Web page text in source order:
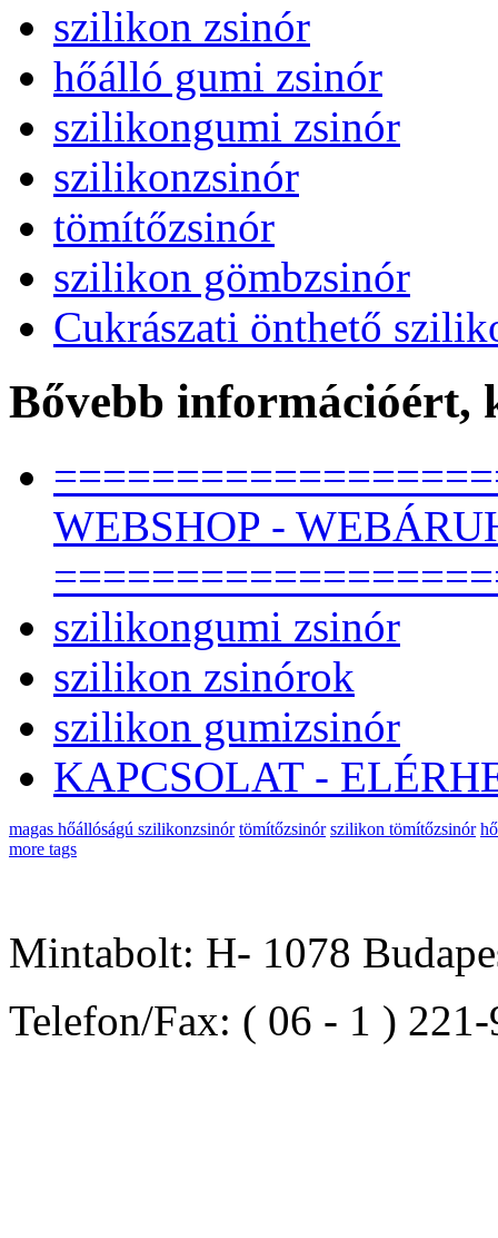
szilikon zsinór
hőálló gumi zsinór
szilikongumi zsinór
szilikonzsinór
tömítőzsinór
szilikon gömbzsinór
Cukrászati önthető
Bővebb
WEBSHOP -
szilikongumi zsinór
szilikon zsinórok
szilikon gumizsinór
KAPCSOLAT -
magas hőállóságú szilikonzsinór tömítőzsinór szilikon tömítőzsinór
more tags
Mintabolt: H- 1078
Telefon/Fax: ( 06 - 1 )